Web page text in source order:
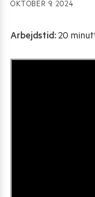
OKTOBER 9, 2024
Arbejdstid: 20